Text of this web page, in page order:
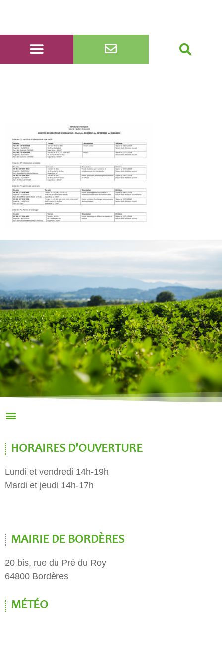
HORAIRES D'OUVERTURE
Lundi et vendredi 14h-19h
Mardi et jeudi 14h-17h
MAIRIE DE BORDÈRES
20 bis, rue du Pré du Roy
64800 Bordères
MÉTÉO